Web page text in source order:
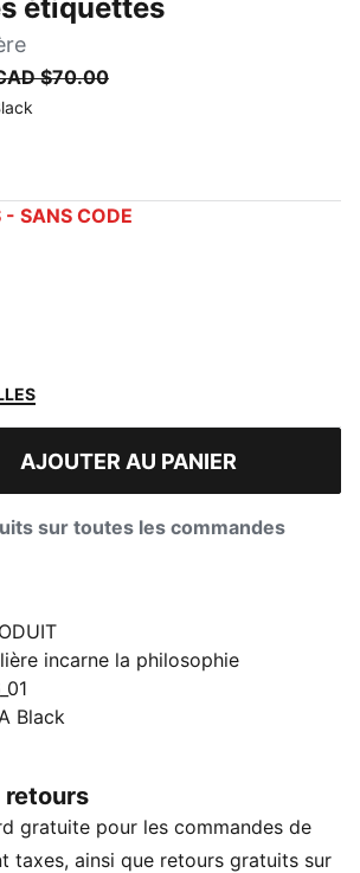
étiquettes
$70.00
SANS CODE
de souhaits
AJOUTER AU PANIER
sur toutes les commandes
incarne la philosophie
Dans cette collection, nous
dessus des étiquettes pour célébrer
qu'il est, au-delà des jugements et
ce sac à bandoulière est le
pour affronter chaque jour avec
Black
retours
gratuite pour les commandes de
taxes, ainsi que retours gratuits sur